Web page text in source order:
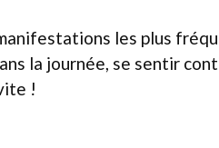
les plus
la journée, se sentir
!